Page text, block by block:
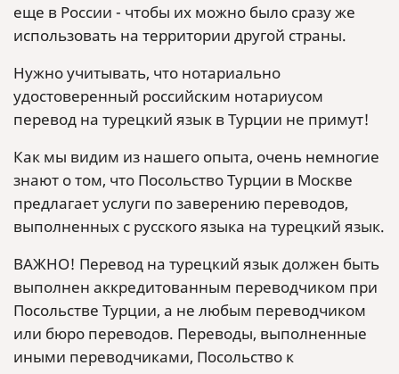
еще в России - чтобы их можно было сразу же
использовать на территории другой страны.
Нужно учитывать, что нотариально
удостоверенный российским нотариусом
перевод на турецкий язык в Турции не примут!
Как мы видим из нашего опыта, очень немногие
знают о том, что Посольство Турции в Москве
предлагает услуги по заверению переводов,
выполненных с русского языка на турецкий язык.
ВАЖНО! Перевод на турецкий язык должен быть
выполнен аккредитованным переводчиком при
Посольстве Турции, а не любым переводчиком
или бюро переводов. Переводы, выполненные
иными переводчиками, Посольство к